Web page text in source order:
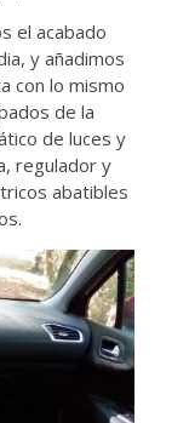
el acabado
y añadimos
con lo mismo
de la
de luces y
regulador y
abatibles